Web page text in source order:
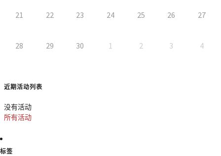
21 22 23 24 25 26 27
28 29 30 1 2 3 4
近期活动列表
没有活动
所有活动
标签